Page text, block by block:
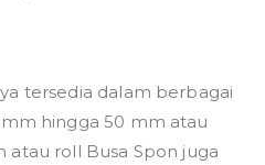
tersedia dalam berbagai
hingga 50 mm atau
atau roll Busa Spon juga